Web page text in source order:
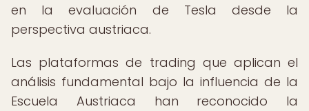
en la evaluación de Tesla desde la
perspectiva austriaca.
Las plataformas de trading que aplican el
análisis fundamental bajo la influencia de la
Escuela Austriaca han reconocido la